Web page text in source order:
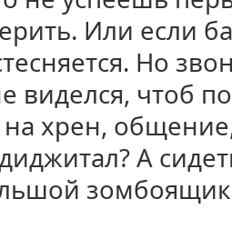
Или если
Но
виделся, чтоб
хрен,
А
зомбоящик